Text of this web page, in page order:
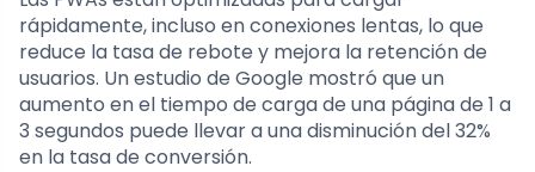
rápidamente, incluso en conexiones lentas, lo que
reduce la tasa de rebote y mejora la retención de
usuarios. Un estudio de Google mostró que un
aumento en el tiempo de carga de una página de 1 a
3 segundos puede llevar a una disminución del 32%
en la tasa de conversión.